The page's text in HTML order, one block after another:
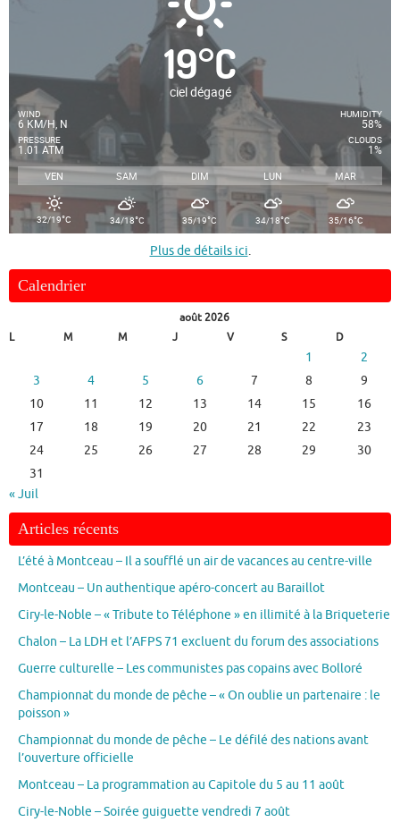
19°C
ciel dégagé
WIND
6 KM/H, N
PRESSURE
1.01 ATM
HUMIDITY
58%
CLOUDS
1%
VEN SAM DIM LUN MAR
32/19°C 34/18°C 35/19°C 34/18°C 35/16°C
Plus de détails ici.
Calendrier
août 2026
L
M M J V S D
1
2
3
4 5 6 7 8
9
10
11 12 13 14 15
16
17
18 19 20 21 22
23
24
25 26 27 28 29
30
31
« Juil
Articles récents
L’été à Montceau – Il a soufflé un air de vacances au centre-ville
Montceau – Un authentique apéro-concert au Baraillot
Ciry-le-Noble – « Tribute to Téléphone » en illimité à la Briqueterie
Chalon – La LDH et l’AFPS 71 excluent du forum des associations
Guerre culturelle – Les communistes pas copains avec Bolloré
Championnat du monde de pêche – « On oublie un partenaire : le
poisson »
Championnat du monde de pêche – Le défilé des nations avant
l’ouverture officielle
Montceau – La programmation au Capitole du 5 au 11 août
Ciry-le-Noble – Soirée guiguette vendredi 7 août